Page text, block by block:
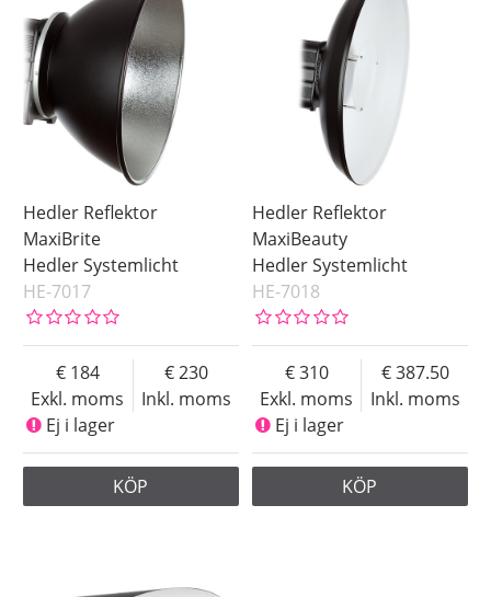
Hedler Reflektor
MaxiBrite
Hedler Systemlicht
HE-7017
Exkl. moms
184
Inkl. moms
230
Ej i lager
KÖP
Hedler Reflektor
MaxiBeauty
Hedler Systemlicht
HE-7018
Exkl. moms
310
Inkl. moms
387.50
Ej i lager
KÖP